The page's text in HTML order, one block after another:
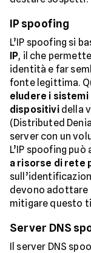
IP spoofing
L’IP spoofing si
IP, il che
identità e far
fonte legittima.
eludere i sistemi
dispositividella
(Distributed
server con un
L’IP spoofing
a risorse di rete
devono adottare
mitigare questo
Server DNS
Il server DNS